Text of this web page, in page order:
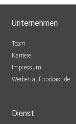
Unternehmen
Team
Karriere
Impressum
Werben auf podcast.de
Dienst